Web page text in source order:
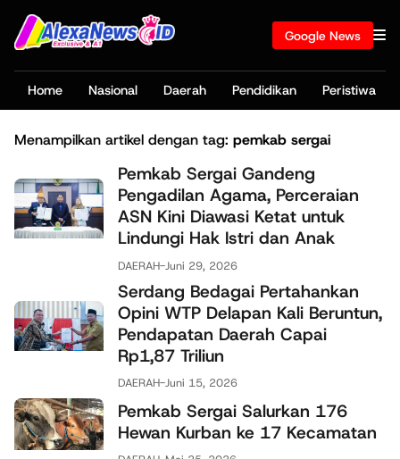
Google News
Home Nasional Daerah Pendidikan Peristiwa
Menampilkan artikel dengan tag: pemkab sergai
Pemkab Sergai Gandeng
Pengadilan Agama, Perceraian
ASN Kini Diawasi Ketat untuk
Lindungi Hak Istri dan Anak
DAERAH-Juni 29, 2026
Serdang Bedagai Pertahankan
Opini WTP Delapan Kali Beruntun,
Pendapatan Daerah Capai
Rp1,87 Triliun
DAERAH-Juni 15, 2026
Pemkab Sergai Salurkan 176
Hewan Kurban ke 17 Kecamatan